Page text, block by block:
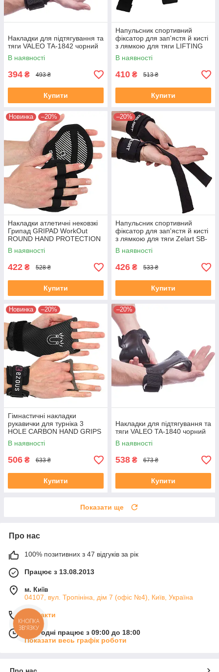
Накладки для підтягування та
тяги VALEO TA-1842 чорний
В наявності
394 ₴ 493 ₴
Купити
Напульсник спортивний
фіксатор для зап'ястя й кисті
з лямкою для тяги LIFTING
STRAP EZOUS B-10 2шт
чорний-фіолетовий
В наявності
410 ₴ 513 ₴
Купити
Новинка –20%
Накладки атлетичні нековзкі
Грипад GRIPAD WorkOut
ROUND HAND PROTECTION
EZOUS D-02 чорний
В наявності
422 ₴ 528 ₴
Купити
–20%
Напульсник спортивний
фіксатор для зап'ястя й кисті
з лямкою для тяги Zelart SB-
167052 2шт чорний
В наявності
426 ₴ 533 ₴
Купити
Новинка –20%
Гімнастичні накладки
рукавички для турніка 3
HOLE CARBON HAND GRIPS
EZOUS D-15 2шт розмір S-L
чорний
В наявності
506 ₴ 633 ₴
Купити
–20%
Накладки для підтягування та
тяги VALEO TA-1840 чорний
В наявності
538 ₴ 673 ₴
Купити
Показати ще
Про нас
100% позитивних з 47 відгуків за рік
Працює з 13.08.2013
м. Київ
04107, вул. Тропініна, дім 7 (офіс №4), Київ, Україна
Контакти
Сьогодні працює з 09:00 до 18:00
Показати весь графік роботи
КНОПКА
ЗВ'ЯЗКУ